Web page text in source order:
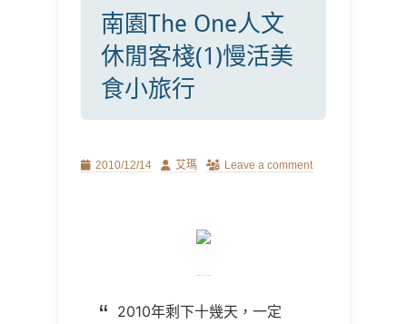
南園The One人文
休閒客棧(1)慢活美
食小旅行
Posted2010/12/14 Author
艾瑪 Leave a comment
2010年剩下十幾天，一定